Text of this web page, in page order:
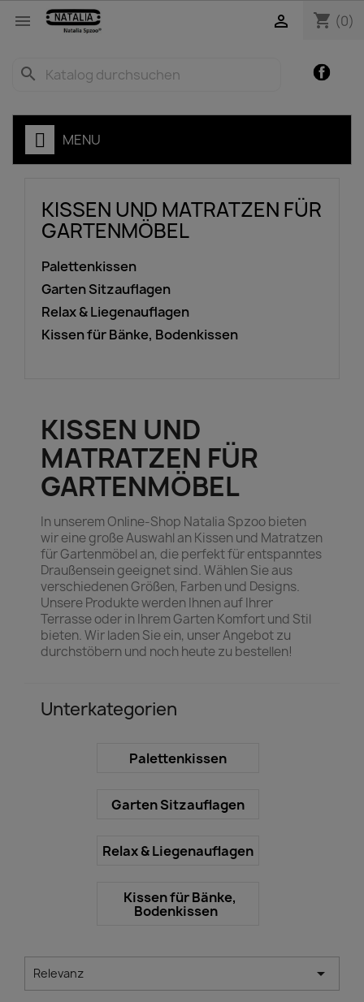
 shopping_cart (0)

search
MENU
KISSEN UND MATRATZEN FÜR
GARTENMÖBEL
Palettenkissen
Garten Sitzauflagen
Relax & Liegenauflagen
Kissen für Bänke, Bodenkissen
KISSEN UND
MATRATZEN FÜR
GARTENMÖBEL
In unserem Online-Shop Natalia Spzoo bieten
wir eine große Auswahl an Kissen und Matratzen
für Gartenmöbel an, die perfekt für entspanntes
Draußensein geeignet sind. Wählen Sie aus
verschiedenen Größen, Farben und Designs.
Unsere Produkte werden Ihnen auf Ihrer
Terrasse oder in Ihrem Garten Komfort und Stil
bieten. Wir laden Sie ein, unser Angebot zu
durchstöbern und noch heute zu bestellen!
Unterkategorien
Palettenkissen
Garten Sitzauflagen
Relax & Liegenauflagen
Kissen für Bänke,
Bodenkissen
Relevanz 